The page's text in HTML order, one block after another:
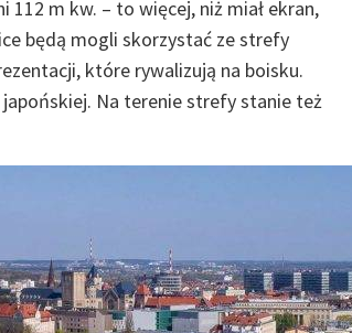
m kw. – to więcej, niż miał ekran,
będą mogli skorzystać ze strefy
które rywalizują na boisku.
Na terenie strefy stanie też